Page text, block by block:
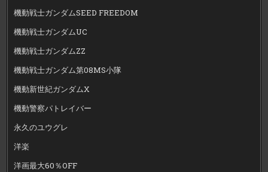
機動戦士ガンダムSEED FREEDOM
機動戦士ガンダムUC
機動戦士ガンダムZZ
機動戦士ガンダム第08MS小隊
機動新世紀ガンダムX
機動警察パトレイバー
永久のユウグレ
洋楽
洋画最大60％OFF